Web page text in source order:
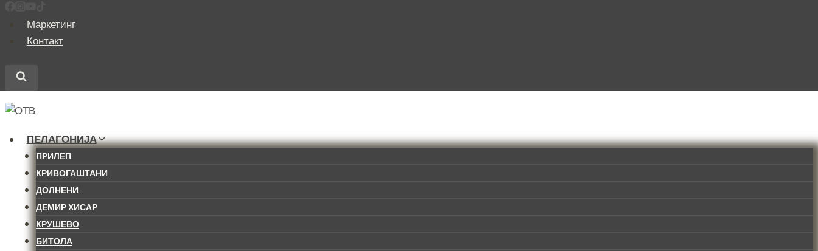
content
Маркетинг
Контакт
ПЕЛАГОНИЈА
ПРИЛЕП
КРИВОГАШТАНИ
ДОЛНЕНИ
ДЕМИР ХИСАР
КРУШЕВО
БИТОЛА